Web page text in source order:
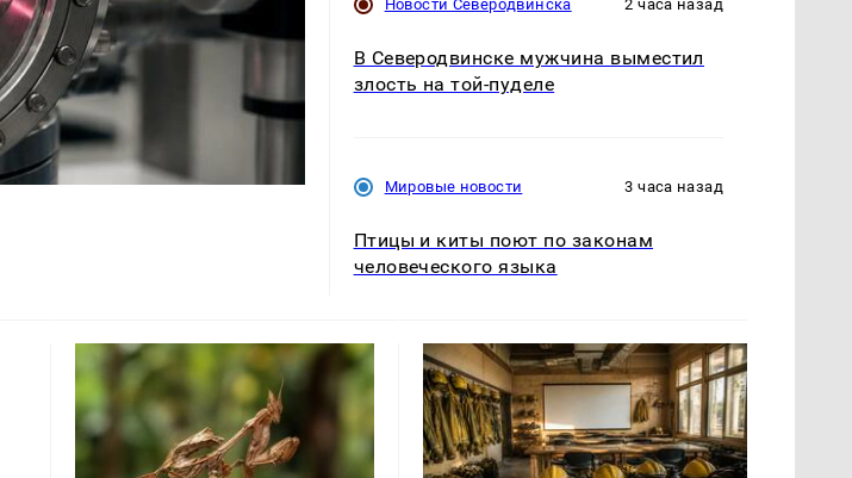
Новости Северодвинска 2 часа назад
В Северодвинске мужчина выместил
злость на той-пуделе
Мировые новости 3 часа назад
Птицы и киты поют по законам
человеческого языка